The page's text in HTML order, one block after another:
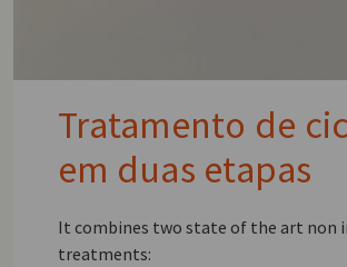
Tratamento de
em duas etapas
It combines two state of the art non
treatments: